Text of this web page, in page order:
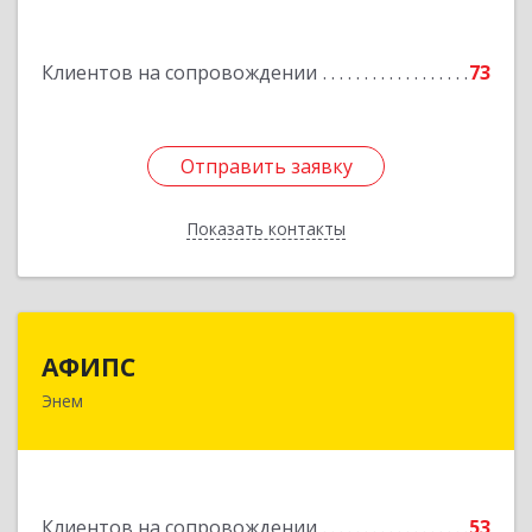
Клиентов на сопровождении 73
Отправить заявку
Показать контакты
Отправить заявку
Назад
АФИПС
Энем
385132, Адыгея Респ, Тахтамукайский р-н, Энем